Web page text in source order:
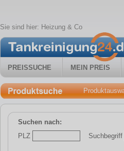
Sie sind hier: Heizung & Co
PREISSUCHE MEIN PREIS
Suchen nach:
PLZ
Suchbegriff